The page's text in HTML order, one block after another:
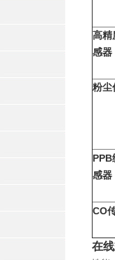
高精
感器
粉尘
PPB
感器
CO
在